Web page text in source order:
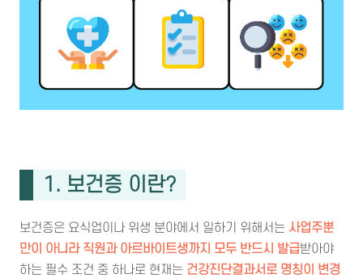
1. 보건증 이란?
보건증은 요식업이나 위생 분야에서 일하기 위해서는 사업주뿐
만이 아니라 직원과 아르바이트생까지 모두 반드시 발급받아야
하는 필수 조건 중 하나로 현재는 건강진단결과서로 명칭이 변경